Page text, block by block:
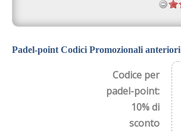
Padel-point Codici Promozionali anteriori
Codice per
padel-point:
10% di
sconto